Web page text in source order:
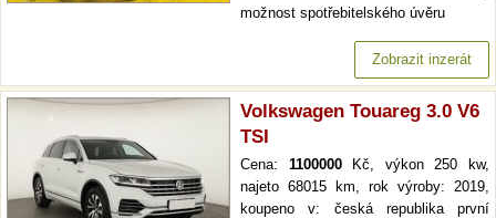
možnost spotřebitelského úvěru
Zobrazit inzerát
Volkswagen Touareg 3.0 V6
TSI
Cena: 1100000Kč, výkon 250 kw,
najeto 68015 km, rok výroby: 2019,
koupeno v: česká republika první